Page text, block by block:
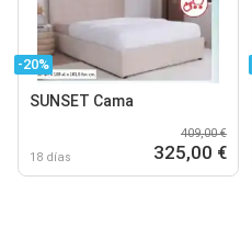
-20%
SUNSET Cama
18 días
409,00 €
325,00 €